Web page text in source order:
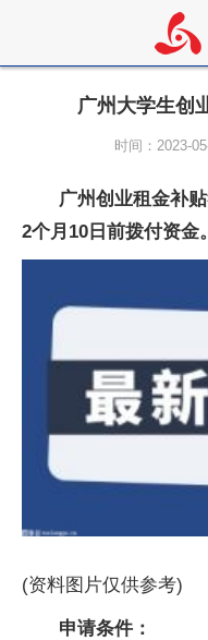
广州大学生创
时间：2023-
广州创业租金补
2个月10日前拨付资金。
(资料图片仅供参考)
申请条件：